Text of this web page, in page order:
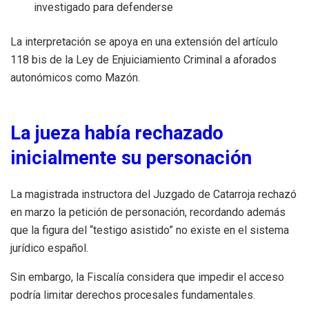
investigado para defenderse
La interpretación se apoya en una extensión del artículo
118 bis de la Ley de Enjuiciamiento Criminal a aforados
autonómicos como Mazón.
La jueza había rechazado
inicialmente su personación
La magistrada instructora del Juzgado de Catarroja rechazó
en marzo la petición de personación, recordando además
que la figura del “testigo asistido” no existe en el sistema
jurídico español.
Sin embargo, la Fiscalía considera que impedir el acceso
podría limitar derechos procesales fundamentales.